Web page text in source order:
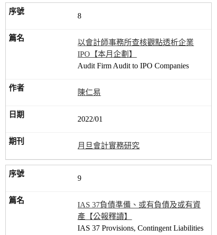
8
以會計師事務所查核觀點透析企業
IPO【本月企劃】
Audit Firm Audit to IPO Companies
陳仁易
2022/01
月旦會計實務研究
9
IAS 37負債準備、或有負債及或有資
產【公報釋讀】
IAS 37 Provisions, Contingent Liabilities